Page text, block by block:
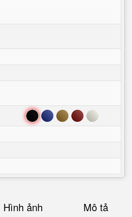
Đen Xanh Nâu Đỏ Trắng
Hình ảnh Mô tả